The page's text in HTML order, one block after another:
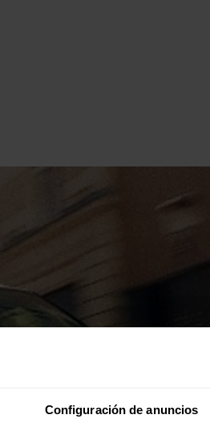
Configuración de anuncios